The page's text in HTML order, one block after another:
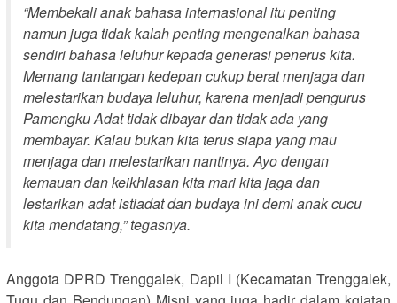
“Membekali anak bahasa internasional itu penting
namun juga tidak kalah penting mengenalkan bahasa
sendiri bahasa leluhur kepada generasi penerus kita.
Memang tantangan kedepan cukup berat menjaga dan
melestarikan budaya leluhur, karena menjadi pengurus
Pamengku Adat tidak dibayar dan tidak ada yang
membayar. Kalau bukan kita terus siapa yang mau
menjaga dan melestarikan nantinya. Ayo dengan
kemauan dan keikhlasan kita mari kita jaga dan
lestarikan adat istiadat dan budaya ini demi anak cucu
kita mendatang,” tegasnya.
Anggota DPRD Trenggalek, Dapil I (Kecamatan Trenggalek,